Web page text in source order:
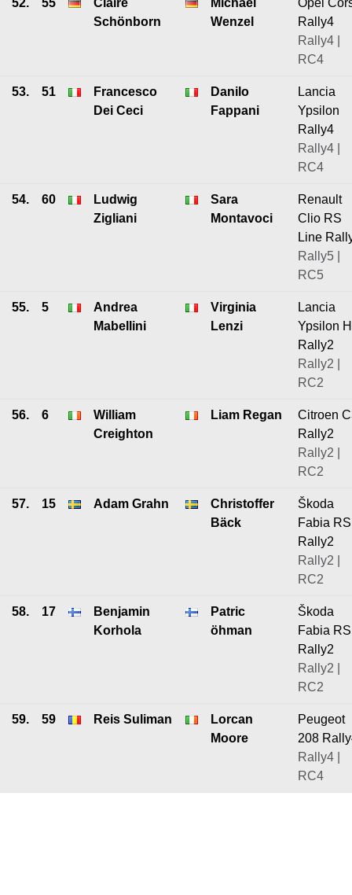
52. 55
Claire
Schönborn
Michael
Wenzel
Opel
Rally4
Rally4 |
RC4
53. 51
Francesco
Dei Ceci
Danilo
Fappani
Lancia
Ypsilon
Rally4
Rally4 |
RC4
54. 60
Ludwig
Zigliani
Sara
Montavoci
Renault
Clio RS
Line
Rally5 |
RC5
55. 5
Andrea
Mabellini
Virginia
Lenzi
Lancia
Ypsilon
Rally2
Rally2 |
RC2
56. 6
William
Creighton
Liam Regan
Citroen
Rally2
Rally2 |
RC2
57. 15 Adam Grahn
Christoffer
Bäck
Škoda
Fabia RS
Rally2
Rally2 |
RC2
58. 17
Benjamin
Korhola
Patric
öhman
Škoda
Fabia RS
Rally2
Rally2 |
RC2
59. 59 Reis Suliman
Lorcan
Moore
Peugeot
208
Rally4 |
RC4